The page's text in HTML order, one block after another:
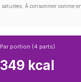
saturées. À consommer comme
Par portion (4 parts)
349 kcal